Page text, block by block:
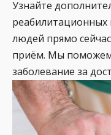
Узнайте
людей прямо
приём. Мы
заболевание за